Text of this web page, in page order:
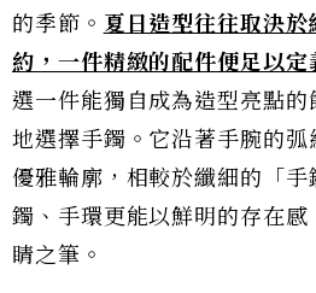
的季節。 夏日造型往往取決
約，一件精緻的配件便足以定
選一件能獨自成為造型亮點
地選擇手鐲。它沿著手腕的
優雅輪廓，相較於纖細的「
鐲、手環更能以鮮明的存在
睛之筆。